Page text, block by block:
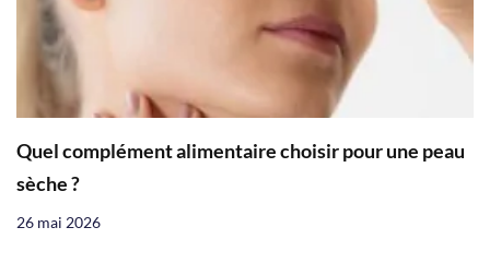
Quel complément alimentaire choisir pour une peau
sèche ?
26 mai 2026